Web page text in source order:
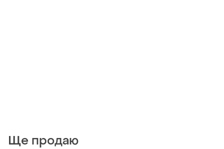
Ще продаю